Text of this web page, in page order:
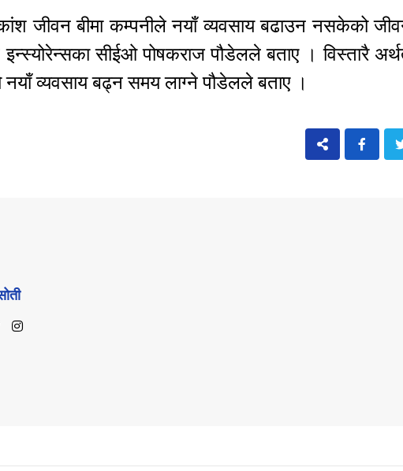
जीवन बीमा कम्पनीले नयाँ व्यवसाय बढाउन नसकेको
सीईओ पोषकराज पौडेलले बताए । विस्तारै
नयाँ व्यवसाय बढ्न समय लाग्ने पौडेलले बताए ।